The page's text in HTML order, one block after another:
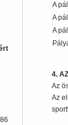
A
A
A
4.
Az
Az